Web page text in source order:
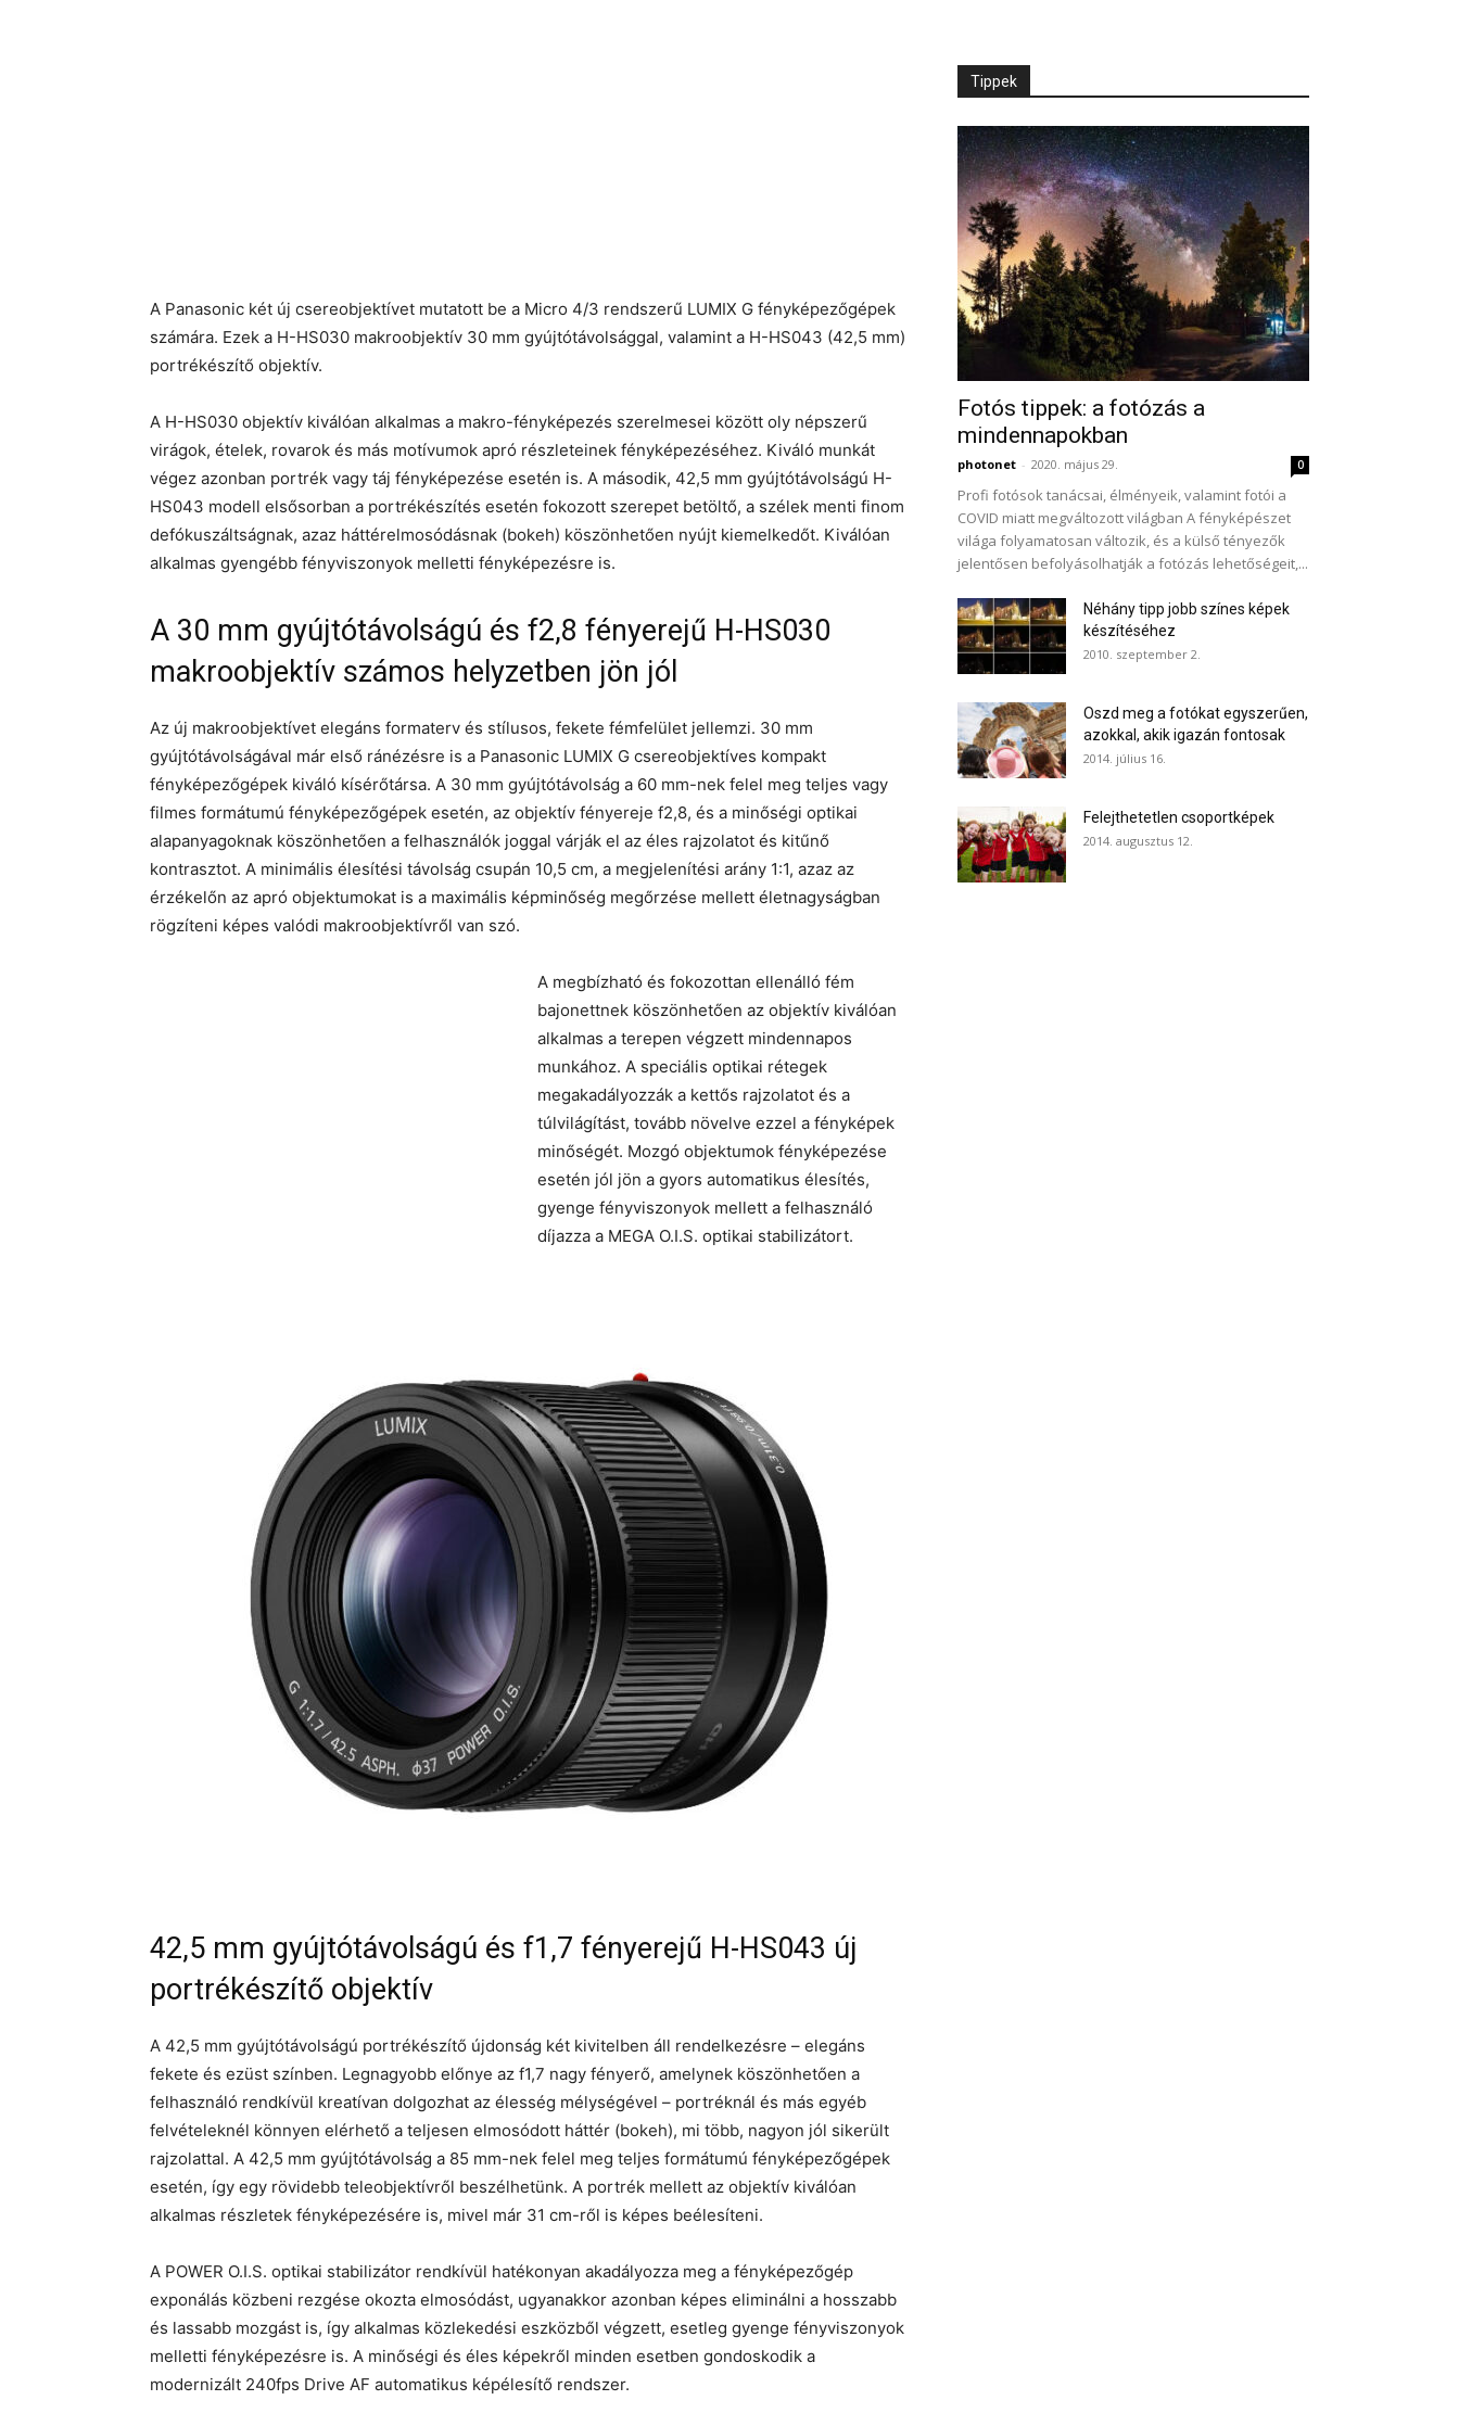
A Panasonic két új csereobjektívet mutatott be a Micro 4/3 rendszerű LUMIX G fényképezőgépek
számára. Ezek a H-HS030 makroobjektív 30 mm gyújtótávolsággal, valamint a H-HS043 (42,5 mm)
portrékészítő objektív.
A H-HS030 objektív kiválóan alkalmas a makro-fényképezés szerelmesei között oly népszerű
virágok, ételek, rovarok és más motívumok apró részleteinek fényképezéséhez. Kiváló munkát
végez azonban portrék vagy táj fényképezése esetén is. A második, 42,5 mm gyújtótávolságú H-
HS043 modell elsősorban a portrékészítés esetén fokozott szerepet betöltő, a szélek menti finom
defókuszáltságnak, azaz háttérelmosódásnak (bokeh) köszönhetően nyújt kiemelkedőt. Kiválóan
alkalmas gyengébb fényviszonyok melletti fényképezésre is.
A 30 mm gyújtótávolságú és f2,8 fényerejű H-HS030
makroobjektív számos helyzetben jön jól
Az új makroobjektívet elegáns formaterv és stílusos, fekete fémfelület jellemzi. 30 mm
gyújtótávolságával már első ránézésre is a Panasonic LUMIX G csereobjektíves kompakt
fényképezőgépek kiváló kísérőtársa. A 30 mm gyújtótávolság a 60 mm-nek felel meg teljes vagy
filmes formátumú fényképezőgépek esetén, az objektív fényereje f2,8, és a minőségi optikai
alapanyagoknak köszönhetően a felhasználók joggal várják el az éles rajzolatot és kitűnő
kontrasztot. A minimális élesítési távolság csupán 10,5 cm, a megjelenítési arány 1:1, azaz az
érzékelőn az apró objektumokat is a maximális képminőség megőrzése mellett életnagyságban
rögzíteni képes valódi makroobjektívről van szó.
A megbízható és fokozottan ellenálló fém
bajonettnek köszönhetően az objektív kiválóan
alkalmas a terepen végzett mindennapos
munkához. A speciális optikai rétegek
megakadályozzák a kettős rajzolatot és a
túlvilágítást, tovább növelve ezzel a fényképek
minőségét. Mozgó objektumok fényképezése
esetén jól jön a gyors automatikus élesítés,
gyenge fényviszonyok mellett a felhasználó
díjazza a MEGA O.I.S. optikai stabilizátort.
42,5 mm gyújtótávolságú és f1,7 fényerejű H-HS043 új
portrékészítő objektív
A 42,5 mm gyújtótávolságú portrékészítő újdonság két kivitelben áll rendelkezésre – elegáns
fekete és ezüst színben. Legnagyobb előnye az f1,7 nagy fényerő, amelynek köszönhetően a
felhasználó rendkívül kreatívan dolgozhat az élesség mélységével – portréknál és más egyéb
felvételeknél könnyen elérhető a teljesen elmosódott háttér (bokeh), mi több, nagyon jól sikerült
rajzolattal. A 42,5 mm gyújtótávolság a 85 mm-nek felel meg teljes formátumú fényképezőgépek
esetén, így egy rövidebb teleobjektívről beszélhetünk. A portrék mellett az objektív kiválóan
alkalmas részletek fényképezésére is, mivel már 31 cm-ről is képes beélesíteni.
A POWER O.I.S. optikai stabilizátor rendkívül hatékonyan akadályozza meg a fényképezőgép
exponálás közbeni rezgése okozta elmosódást, ugyanakkor azonban képes eliminálni a hosszabb
és lassabb mozgást is, így alkalmas közlekedési eszközből végzett, esetleg gyenge fényviszonyok
melletti fényképezésre is. A minőségi és éles képekről minden esetben gondoskodik a
modernizált 240fps Drive AF automatikus képélesítő rendszer.
Tippek
Fotós tippek: a fotózás a
mindennapokban
photonet - 2020. május 29. 0
Profi fotósok tanácsai, élményeik, valamint fotói a
COVID miatt megváltozott világban A fényképészet
világa folyamatosan változik, és a külső tényezők
jelentősen befolyásolhatják a fotózás lehetőségeit,...
Néhány tipp jobb színes képek
készítéséhez
2010. szeptember 2.
Oszd meg a fotókat egyszerűen,
azokkal, akik igazán fontosak
2014. július 16.
Felejthetetlen csoportképek
2014. augusztus 12.